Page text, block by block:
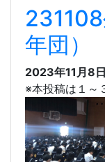
て、
よいスタート
231108
年団）
2023年11月8
※本投稿は１～